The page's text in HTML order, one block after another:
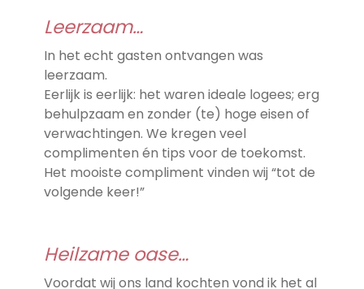
Leerzaam…
In het echt gasten ontvangen was
leerzaam.
Eerlijk is eerlijk: het waren ideale logees; erg
behulpzaam en zonder (te) hoge eisen of
verwachtingen. We kregen veel
complimenten én tips voor de toekomst.
Het mooiste compliment vinden wij “tot de
volgende keer!”
Heilzame oase…
Voordat wij ons land kochten vond ik het al